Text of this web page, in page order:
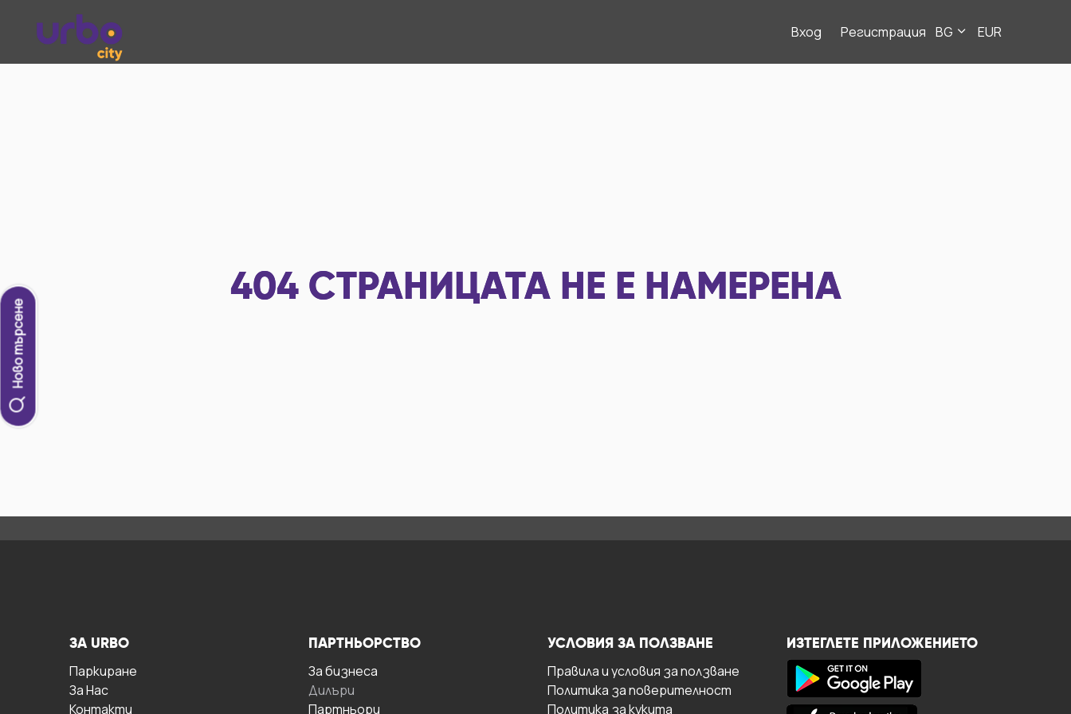
Вход Регистрация BG EUR
Ново търсене
404 СТРАНИЦАТА НЕ Е НАМЕРЕНА
ЗА URBO
Паркиране
За Hас
Контакти
ПАРТНЬОРСТВО
За бизнесa
Дилъри
Партньори
УСЛОВИЯ ЗА ПОЛЗВАНЕ
Правила и условия за ползване
Политика за поверителност
Политика за кукита
ИЗТЕГЛЕТЕ ПРИЛОЖЕНИЕТО